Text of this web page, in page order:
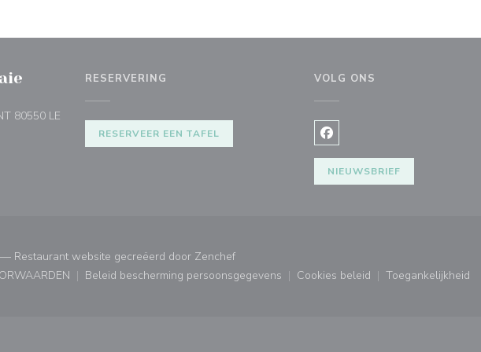
80550 LE
RESERVERING
RESERVEER EEN TAFEL
VOLG ONS
Facebook ((opent in een
NIEUWSBRIEF
Restaurant website gecreëerd door Zenchef((opent in een nieuw venster))
((opent in een nieuw venster))
Beleid bescherming persoonsgegevens
((opent in een nieuw venster))
Cookies beleid
((opent in een nieuw venster))
Toegankelijkheid
((opent in